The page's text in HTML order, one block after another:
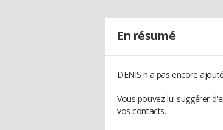
En résumé
DENIS n'a pas encore
Vous pouvez lui suggérer
vos contacts.